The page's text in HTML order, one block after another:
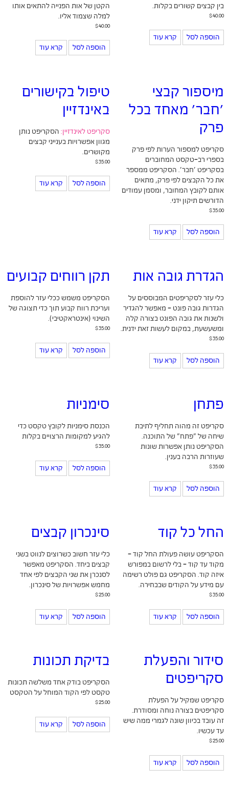
בין קבצים קשורים בקלות.
$40.00
הוספה לסל קרא עוד
הקטן של אות הפנייה להתאים אותו
למלה שצמוד אליו.
$40.00
הוספה לסל קרא עוד
מיספור קבצי
'חבר' מאחד בכל
פרק
סקריפט למספור הערות לפי פרק
בספרי רב-טקסט המחוברים
בסקריפט 'חבר'. הסקריפט ממספר
את כל הקבצים לפי פרק, מתאים
אותם לקובץ המחובר, ומסמן עמודים
הדורשים תיקון ידני.
$35.00
הוספה לסל קרא עוד
טיפול בקישורים
באינדזיין
סקריפט לאינדזיין:הסקריפט נותן
מגוון אפשרויות בענייני קבצים
מקושרים.
$35.00
הוספה לסל קרא עוד
הגדרת גובה אות
כלי עזר לסקריפטים המבוססים על
הגדרות גובה פונט - מאפשר להגדיר
ולשנות את גובה הפונט בצורה קלה
ומשעשעת, במקום לעשות זאת ידנית.
$35.00
הוספה לסל קרא עוד
תקן רווחים קבועים
הסקריפט משמש ככלי עזר להוספת
ועריכת רווח קבוע תוך כדי תצוגה של
השינוי (אינטראקטיבי).
$35.00
הוספה לסל קרא עוד
פתחן
סקריפט זה מהוה תחליף לתיבת
שיחה של "פתח" של התוכנה.
הסקריפט נותן אפשרות שונות
שעוזרות הרבה בענין.
$35.00
הוספה לסל קרא עוד
סימניות
הכנסת סימניות לקובץ טקסט כדי
להגיע למקומות הרצויים בקלות
$35.00
הוספה לסל קרא עוד
החל כל קוד
הסקריפט עושה פעולת החל קוד -
מקוד עד קוד - בלי לרשום במפורש
איזה קוד. הסקריפט גם פולט רשימה
עם מידע על הקודים שבבחירה.
$35.00
הוספה לסל קרא עוד
סינכרון קבצים
כלי עזר חשוב כשרוצים לנווט בשני
קבצים ביחד. הסקריפט מאפשר
לסנכרן את שני הקבצים לפי אחד
מחמש אפשרויות של סינכרון.
$25.00
הוספה לסל קרא עוד
סידור והפעלת
סקריפטים
סקריפט שמקיל על הפעלת
סקריפטים בצורה נוחה ומסודרת.
זה עובד בכיוון שונה לגמרי ממה שיש
עד עכשיו.
$25.00
הוספה לסל קרא עוד
בדיקת תכונות
הסקריפט בודק אחד משלשה תכונות
טקסט לפי הקוד המוחל על הטקסט
$25.00
הוספה לסל קרא עוד